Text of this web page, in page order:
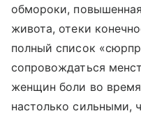
обмороки,
живота, отеки
полный список
сопровождаться
женщин боли во
настолько сильными,